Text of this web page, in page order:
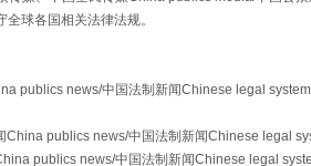
球各国相关法律法规。
publics news/中国法制新闻Chinese legal
publics news/中国法制新闻Chinese legal
publics news/中国法制新闻Chinese legal